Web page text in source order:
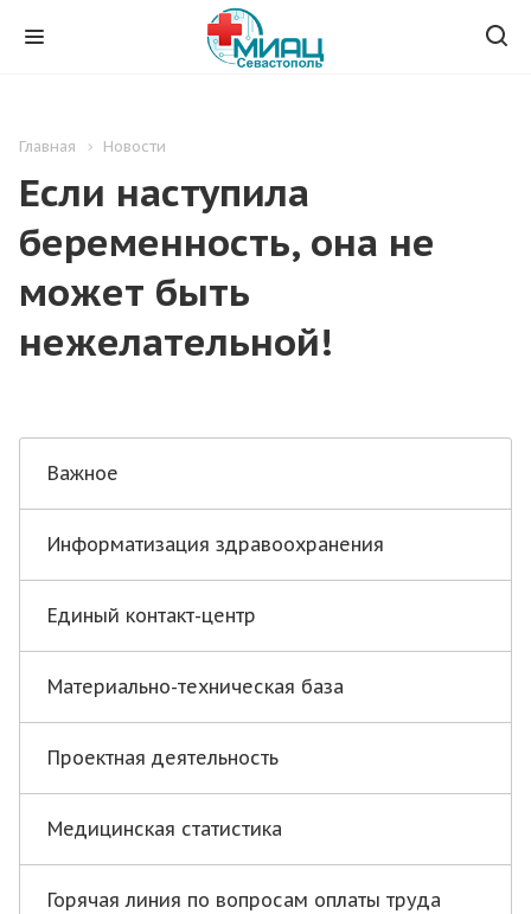
Главная Новости
Если наступила
беременность, она не
может быть
нежелательной!
Важное
Информатизация здравоохранения
Единый контакт-центр
Материально-техническая база
Проектная деятельность
Медицинская статистика
Горячая линия по вопросам оплаты труда